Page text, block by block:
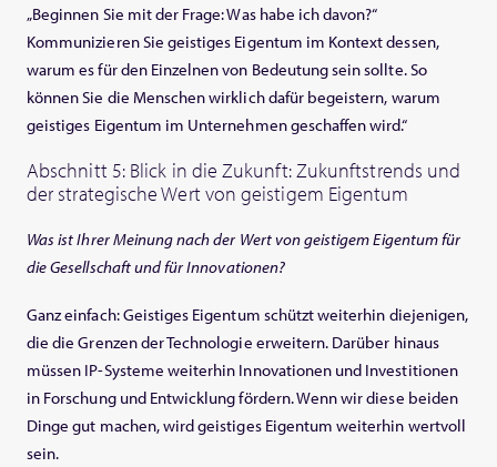
„Beginnen Sie mit der Frage: Was habe ich davon?“
Kommunizieren Sie geistiges Eigentum im Kontext dessen,
warum es für den Einzelnen von Bedeutung sein sollte. So
können Sie die Menschen wirklich dafür begeistern, warum
geistiges Eigentum im Unternehmen geschaffen wird.“
Abschnitt 5: Blick in die Zukunft: Zukunftstrends und
der strategische Wert von geistigem Eigentum
Was ist Ihrer Meinung nach der Wert von geistigem Eigentum für
die Gesellschaft und für Innovationen?
Ganz einfach: Geistiges Eigentum schützt weiterhin diejenigen,
die die Grenzen der Technologie erweitern. Darüber hinaus
müssen IP-Systeme weiterhin Innovationen und Investitionen
in Forschung und Entwicklung fördern. Wenn wir diese beiden
Dinge gut machen, wird geistiges Eigentum weiterhin wertvoll
sein.